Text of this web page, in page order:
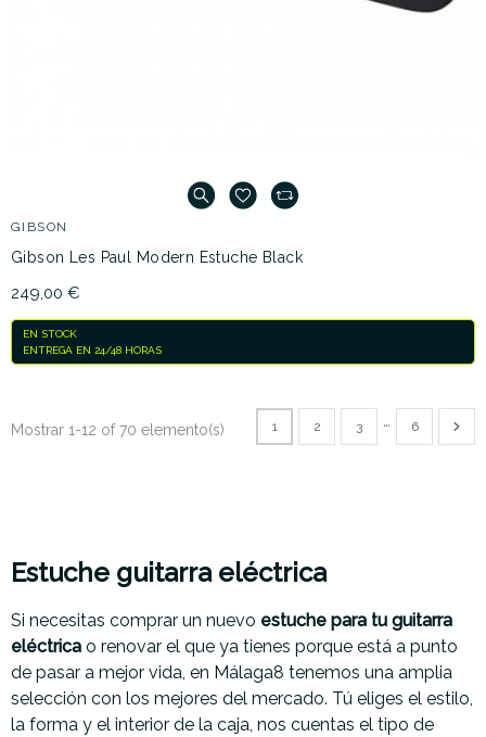
GIBSON
Gibson Les Paul Modern Estuche Black
249,00 €
EN STOCK
ENTREGA EN 24/48 HORAS
Mostrar 1-12 of 70 elemento(s) 1 2 3 … 6
Estuche guitarra eléctrica
Si necesitas comprar un nuevo estuche para tu guitarra
eléctrica o renovar el que ya tienes porque está a punto
de pasar a mejor vida, en Málaga8 tenemos una amplia
selección con los mejores del mercado. Tú eliges el estilo,
la forma y el interior de la caja, nos cuentas el tipo de